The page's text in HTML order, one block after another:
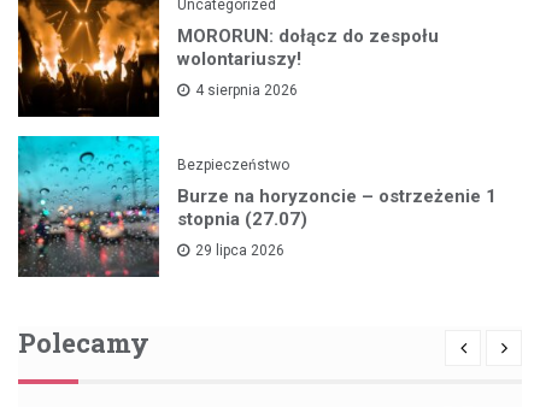
Uncategorized
MORORUN: dołącz do zespołu
wolontariuszy!
4 sierpnia 2026
Bezpieczeństwo
Burze na horyzoncie – ostrzeżenie 1
stopnia (27.07)
29 lipca 2026
Polecamy